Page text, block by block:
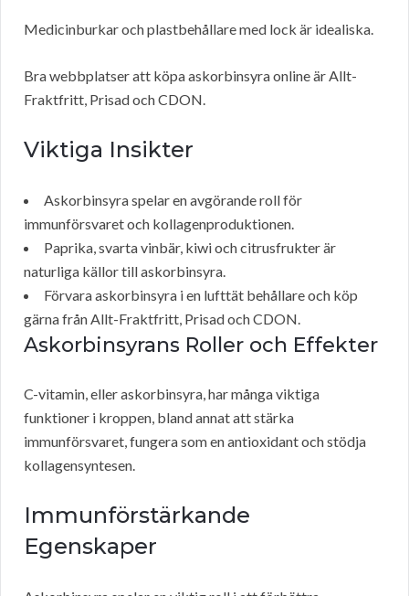
Medicinburkar och plastbehållare med lock är idealiska.
Bra webbplatser att köpa askorbinsyra online är Allt-
Fraktfritt, Prisad och CDON.
Viktiga Insikter
Askorbinsyra spelar en avgörande roll för
immunförsvaret och kollagenproduktionen.
Paprika, svarta vinbär, kiwi och citrusfrukter är
naturliga källor till askorbinsyra.
Förvara askorbinsyra i en lufttät behållare och köp
gärna från Allt-Fraktfritt, Prisad och CDON.
Askorbinsyrans Roller och Effekter
C-vitamin, eller askorbinsyra, har många viktiga
funktioner i kroppen, bland annat att stärka
immunförsvaret, fungera som en antioxidant och stödja
kollagensyntesen.
Immunförstärkande
Egenskaper